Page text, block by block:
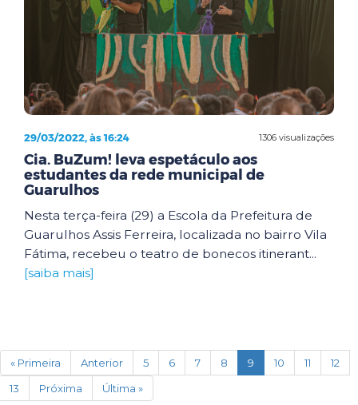
1306 visualizações
29/03/2022, às 16:24
Cia. BuZum! leva espetáculo aos
estudantes da rede municipal de
Guarulhos
Nesta terça-feira (29) a Escola da Prefeitura de
Guarulhos Assis Ferreira, localizada no bairro Vila
Fátima, recebeu o teatro de bonecos itinerant...
[saiba mais]
« Primeira Anterior 5 6 7 8 9 (current)
10 11
12
13
Próxima Última »